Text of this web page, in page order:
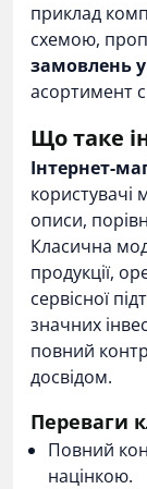
приклад
схемою,
замовлень
асортимент
Що таке
Інтернет-
користувачі
описи,
Класична
продукції,
сервісної
значних
повний
досвідом.
Переваги
Повний
націнкою.